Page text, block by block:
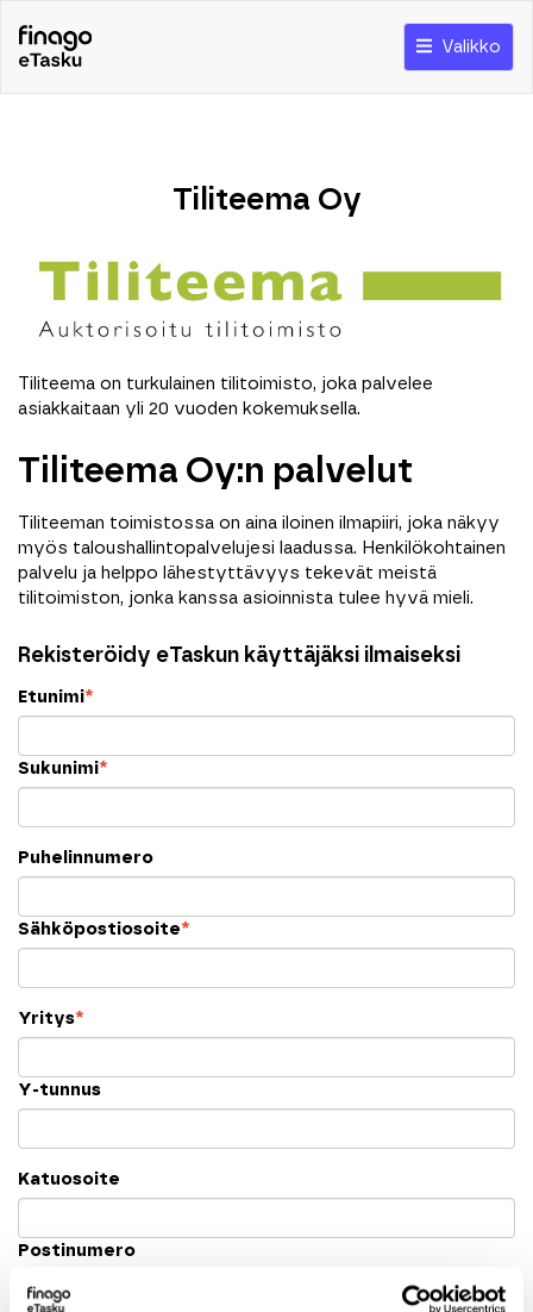
Valikko
Tiliteema Oy
Tiliteema on turkulainen tilitoimisto, joka palvelee
asiakkaitaan yli 20 vuoden kokemuksella.
Tiliteema Oy:n palvelut
Tiliteeman toimistossa on aina iloinen ilmapiiri, joka näkyy
myös taloushallintopalvelujesi laadussa. Henkilökohtainen
palvelu ja helppo lähestyttävyys tekevät meistä
tilitoimiston, jonka kanssa asioinnista tulee hyvä mieli.
Rekisteröidy eTaskun käyttäjäksi ilmaiseksi
Etunimi*
Sukunimi*
Puhelinnumero
Sähköpostiosoite*
Yritys*
Y-tunnus
Katuosoite
Postinumero